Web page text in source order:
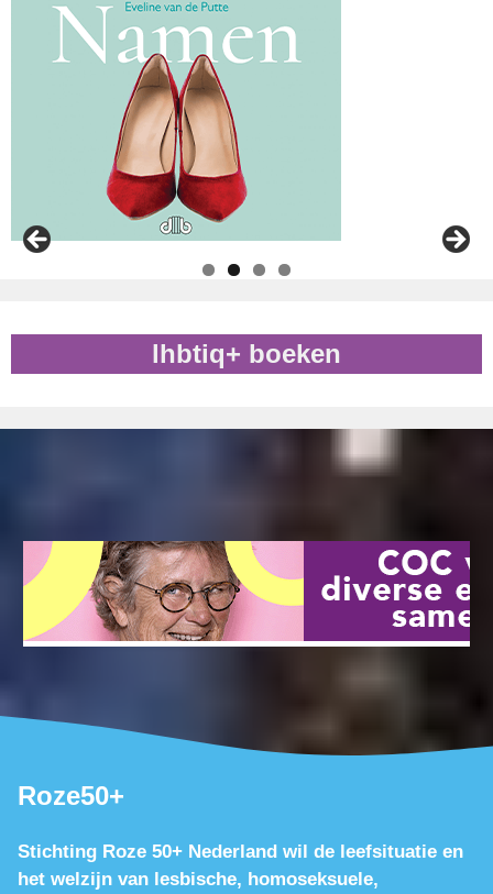
lhbtiq+ boeken
Roze50+
Stichting Roze 50+ Nederland wil de leefsituatie en
het welzijn van lesbische, homoseksuele,